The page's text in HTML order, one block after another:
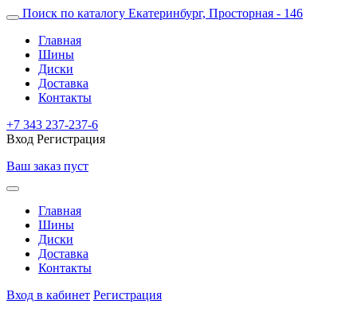
Поиск по каталогу Екатеринбург, Просторная - 146
Главная
Шины
Диски
Доставка
Контакты
+7 343 237-237-6
Вход Регистрация
Ваш заказ пуст
Главная
Шины
Диски
Доставка
Контакты
Вход в кабинет Регистрация